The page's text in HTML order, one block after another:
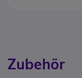
Zubehör